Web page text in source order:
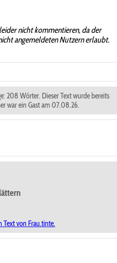
nicht kommentieren, da der
angemeldeten Nutzern erlaubt.
208 Wörter. Dieser Text wurde bereits
war ein Gast am 07.08.26.
Text von Frau.tinte.